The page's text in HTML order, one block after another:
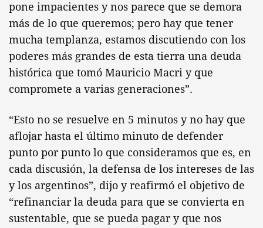
pone impacientes y nos parece que se demora
más de lo que queremos; pero hay que tener
mucha templanza, estamos discutiendo con los
poderes más grandes de esta tierra una deuda
histórica que tomó Mauricio Macri y que
compromete a varias generaciones”.
“Esto no se resuelve en 5 minutos y no hay que
aflojar hasta el último minuto de defender
punto por punto lo que consideramos que es, en
cada discusión, la defensa de los intereses de las
y los argentinos”, dijo y reafirmó el objetivo de
“refinanciar la deuda para que se convierta en
sustentable, que se pueda pagar y que nos